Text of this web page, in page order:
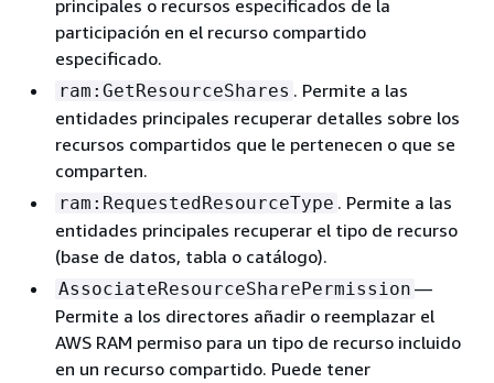
principales o recursos especificados de la
participación en el recurso compartido
especificado.
ram:GetResourceShares . Permite a las
entidades principales recuperar detalles sobre los
recursos compartidos que le pertenecen o que se
comparten.
ram:RequestedResourceType . Permite a las
entidades principales recuperar el tipo de recurso
(base de datos, tabla o catálogo).
AssociateResourceSharePermission —
Permite a los directores añadir o reemplazar el
AWS RAM permiso para un tipo de recurso incluido
en un recurso compartido. Puede tener